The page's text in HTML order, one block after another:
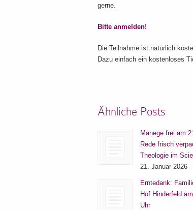
gerne.
Bitte anmelden!
Die Teilnahme ist natürlich
Dazu einfach ein kostenloses
Ähnliche Posts
Manege frei am
Rede frisch
Theologie im
21. Januar 2026
Erntedank:
Hof Hinderfeld
Uhr